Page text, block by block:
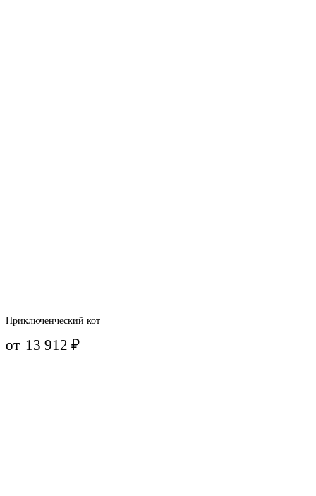
Приключенческий кот
от 13 912₽